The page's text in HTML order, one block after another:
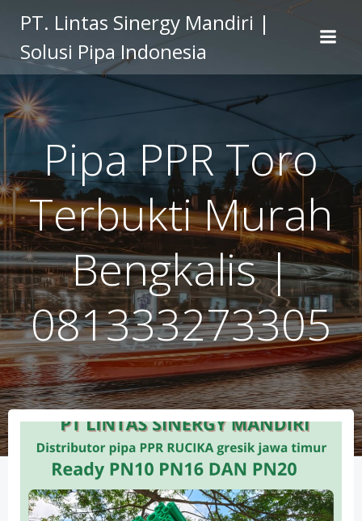
to
content
PT. Lintas Sinergy Mandiri |
Solusi Pipa Indonesia
Pipa PPR Toro
Terbukti Murah
Bengkalis |
081333273305